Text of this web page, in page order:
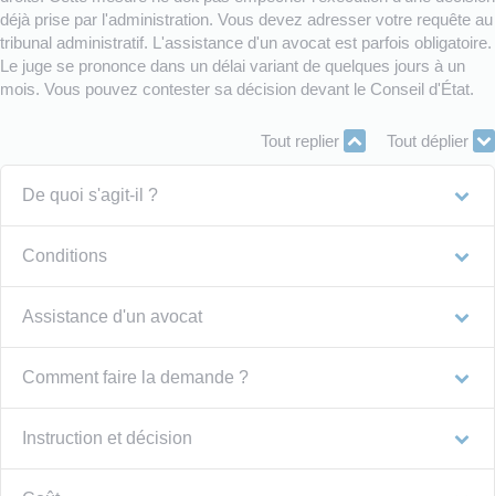
déjà prise par l'administration. Vous devez adresser votre requête au
tribunal administratif. L'assistance d'un avocat est parfois obligatoire.
Le juge se prononce dans un délai variant de quelques jours à un
mois. Vous pouvez contester sa décision devant le Conseil d'État.
Tout replier Tout déplier
De quoi s'agit-il ?
Conditions
Assistance d'un avocat
Comment faire la demande ?
Instruction et décision